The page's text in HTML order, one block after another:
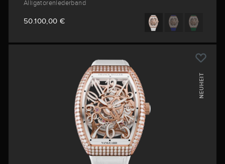
Alligatorenlederband
50.100,00 €
NEUHEIT